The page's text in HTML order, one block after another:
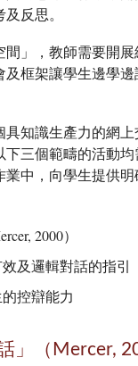
反思。
」，教師需要開
框架讓學生邊學
知識生產力的網
三個範疇的活動
中，向學生提供
2000）
及邏輯對話的指引
控辯能力
」（Mercer,